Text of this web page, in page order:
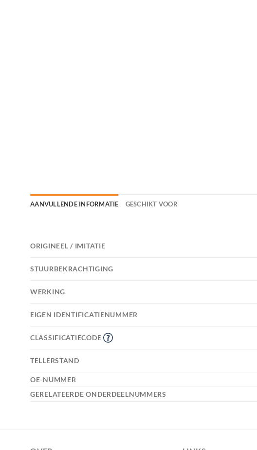
AANVULLENDE INFORMATIE GESCHIKT VOOR
ORIGINEEL / IMITATIE
STUURBEKRACHTIGING
WERKING
EIGEN IDENTIFICATIENUMMER
CLASSIFICATIECODE
TELLERSTAND
OE-NUMMER
GERELATEERDE ONDERDEELNUMMERS